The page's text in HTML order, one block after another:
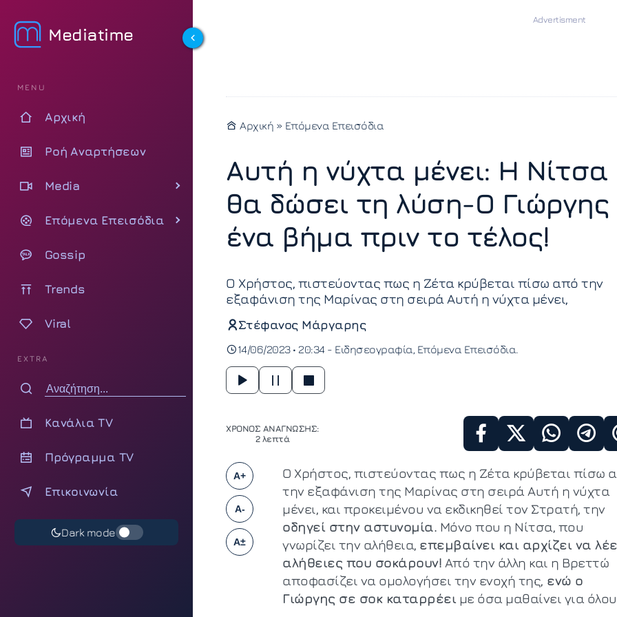
Mediatime
MENU
Αρχική
Ροή Αναρτήσεων
Media
Επόμενα Επεισόδια
Gossip
Trends
Viral
EXTRA
Κανάλια TV
Πρόγραμμα TV
Επικοινωνία
Dark mode
Αρχική » Επόμενα Επεισόδια
Αυτή η νύχτα μένει: Η Νίτσα
θα δώσει τη λύση-Ο Γιώργης
ένα βήμα πριν το τέλος!
Ο Χρήστος, πιστεύοντας πως η Ζέτα κρύβεται πίσω από την
εξαφάνιση της Μαρίνας στη σειρά Αυτή η νύχτα μένει,
Στέφανος Μάργαρης
14/06/2023 • 20:34 - Ειδησεογραφία Επόμενα Επεισόδια
ΧΡΟΝΟΣ ΑΝΑΓΝΩΣΗΣ:
2 λεπτά
A+
A-
A±
Ο Χρήστος, πιστεύοντας πως η Ζέτα κρύβεται πίσω
την εξαφάνιση της Μαρίνας στη σειρά Αυτή η νύχτα
μένει, και προκειμένου να εκδικηθεί τον Στρατή, την
οδηγεί στην αστυνομία. Μόνο που η Νίτσα, που
γνωρίζει την αλήθεια, επεμβαίνει και αρχίζει να
αλήθειες που σοκάρουν! Από την άλλη και η Βρεττώ
αποφασίζει να ομολογήσει την ενοχή της, ενώ ο
Γιώργης σε σοκ καταρρέει με όσα μαθαίνει για